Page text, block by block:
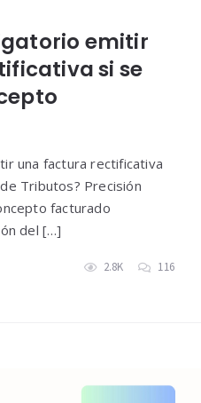
emitir
si se
una factura rectificativa
Tributos? Precisión
facturado
del […]
2.8K 116